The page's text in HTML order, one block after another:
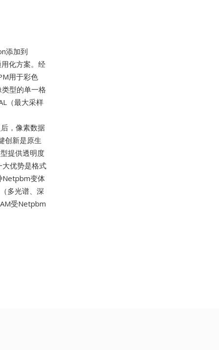
添加到
化方案。经
用于彩色
型的单一格
（最大采样
后，像素数据
创新是原生
提供透明度
优势是格式
Netpbm变体
多光谱、深
受Netpbm